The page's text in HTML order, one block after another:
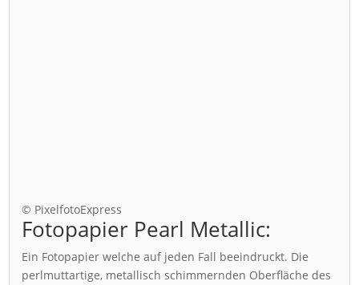
© PixelfotoExpress
Fotopapier Pearl Metallic:
Ein Fotopapier welche auf jeden Fall beeindruckt. Die
perlmuttartige, metallisch schimmernden Oberfläche des